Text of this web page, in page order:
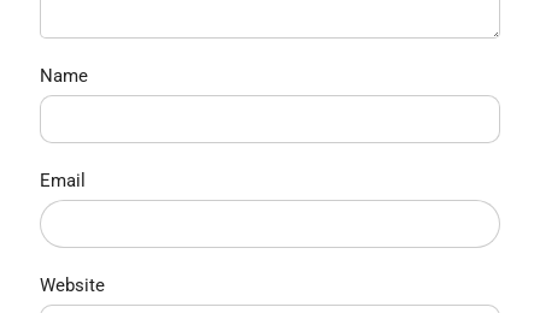
Name
Email
Website